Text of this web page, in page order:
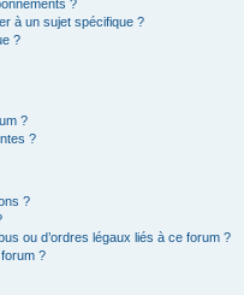
?
à un sujet spécifique ?
?
?
?
?
ou d’ordres légaux liés à ce forum ?
?